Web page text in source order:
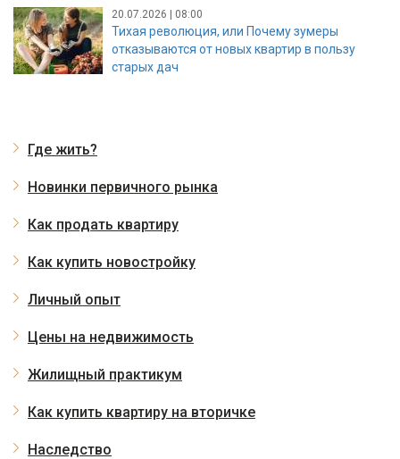
20.07.2026 | 08:00
Тихая революция, или Почему зумеры
отказываются от новых квартир в пользу
старых дач
Где жить?
Новинки первичного рынка
Как продать квартиру
Как купить новостройку
Личный опыт
Цены на недвижимость
Жилищный практикум
Как купить квартиру на вторичке
Наследство